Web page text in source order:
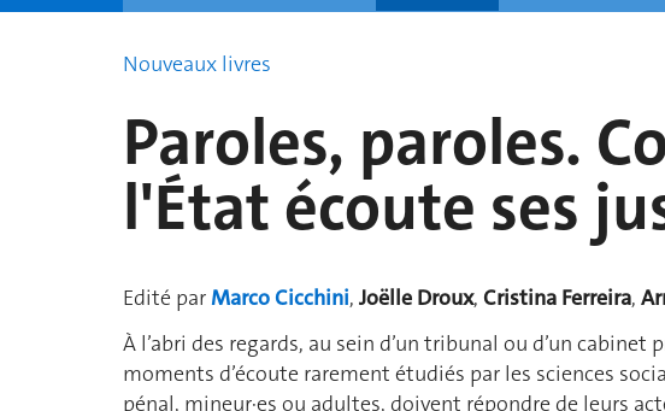
Nouveaux livres
Paroles, paroles.
l'État écoute ses
Edité parMarco Cicchini, Joëlle Droux, Cristina Ferreira,
À l’abri des regards, au sein d’un tribunal ou d’un
moments d’écoute rarement étudiés par les sciences
pénal, mineur·es ou adultes, doivent répondre de leurs